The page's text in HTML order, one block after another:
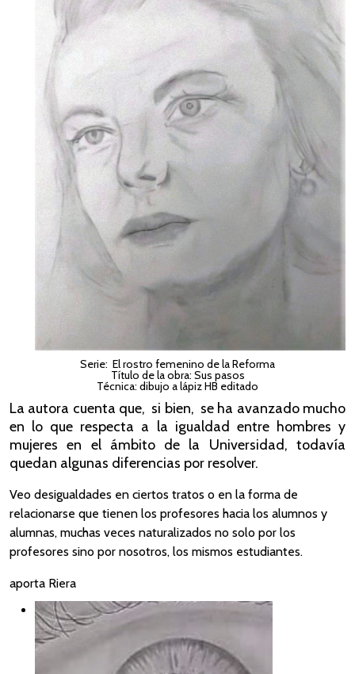
Serie: El rostro femenino de la Reforma
Título de la obra: Sus pasos
Técnica: dibujo a lápiz HB editado
La autora cuenta que, si bien, se ha avanzado mucho
en lo que respecta a la igualdad entre hombres y
mujeres en el ámbito de la Universidad, todavía
quedan algunas diferencias por resolver.
Veo desigualdades en ciertos tratos o en la forma de
relacionarse que tienen los profesores hacia los alumnos y
alumnas, muchas veces naturalizados no solo por los
profesores sino por nosotros, los mismos estudiantes.
aporta Riera